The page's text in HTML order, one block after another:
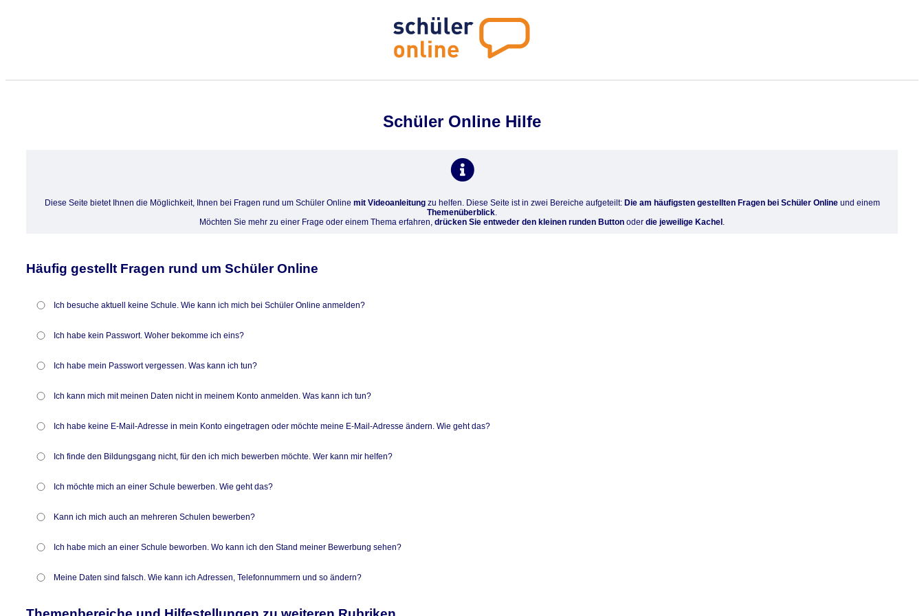
Schüler Online Hilfe
Diese Seite bietet Ihnen die Möglichkeit, Ihnen bei Fragen rund um Schüler Online mit Videoanleitungzu helfen. Diese Seite ist in zwei Bereiche aufgeteilt: Die am häufigsten gestellten Fragen bei Schüler Onlineund einem
Themenüberblick.
Möchten Sie mehr zu einer Frage oder einem Thema erfahren, drücken Sie entweder den kleinen runden Button oder die jeweilige Kachel .
Häufig gestellt Fragen rund um Schüler Online
Ich besuche aktuell keine Schule. Wie kann ich mich bei Schüler Online anmelden?
Ich habe kein Passwort. Woher bekomme ich eins?
Ich habe mein Passwort vergessen. Was kann ich tun?
Ich kann mich mit meinen Daten nicht in meinem Konto anmelden. Was kann ich tun?
Ich habe keine E-Mail-Adresse in mein Konto eingetragen oder möchte meine E-Mail-Adresse ändern. Wie geht das?
Ich finde den Bildungsgang nicht, für den ich mich bewerben möchte. Wer kann mir helfen?
Ich möchte mich an einer Schule bewerben. Wie geht das?
Kann ich mich auch an mehreren Schulen bewerben?
Ich habe mich an einer Schule beworben. Wo kann ich den Stand meiner Bewerbung sehen?
Meine Daten sind falsch. Wie kann ich Adressen, Telefonnummern und so ändern?